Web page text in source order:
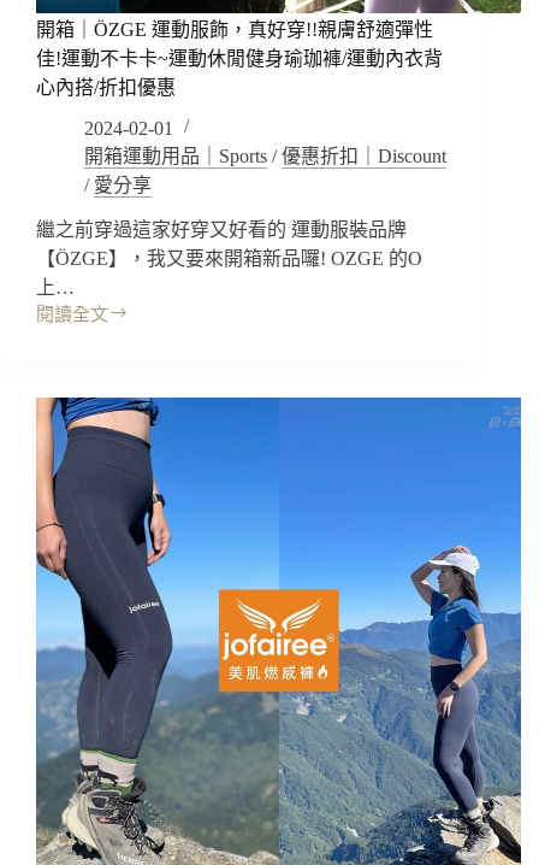
開箱｜ÖZGE 運動服飾，真好穿!!親膚舒適彈性
佳!運動不卡卡~運動休閒健身瑜珈褲/運動內衣背
心內搭/折扣優惠
2024-02-01
開箱運動用品｜Sports /優惠折扣｜Discount
/ 愛分享
繼之前穿過這家好穿又好看的 運動服裝品牌
【ÖZGE】，我又要來開箱新品囉! OZGE 的O
上…
閱讀全文
開
ÖZGE
運
服
飾，
真
好
穿!!
舒
佳!
動
不
卡